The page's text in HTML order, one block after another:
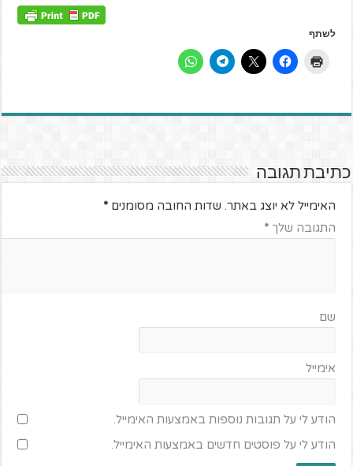
לשתף
כתיבת תגובה
האימייל לא יוצג באתר. שדות החובה מסומנים*
התגובה שלך*
שם
אימייל
הודע לי על תגובות נוספות באמצעות האימייל.
הודע לי על פוסטים חדשים באמצעות האימייל.